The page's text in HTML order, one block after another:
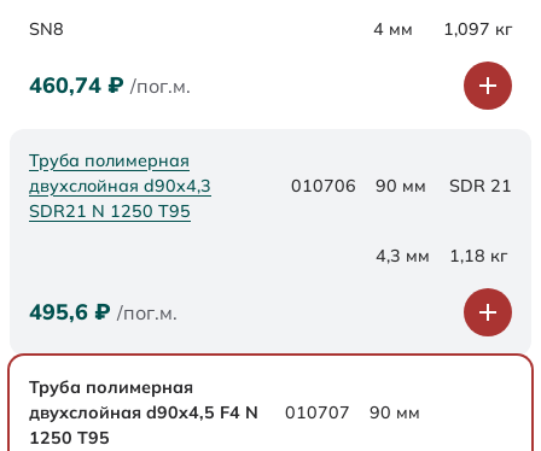
SN8 4 мм 1,097 кг
460,74 ₽ /пог.м.
Труба полимерная
двухслойная d90x4,3
SDR21 N 1250 Т95
010706 90 мм SDR 21
4,3 мм 1,18 кг
495,6 ₽ /пог.м.
Труба полимерная
двухслойная d90x4,5 F4 N
1250 Т95
010707 90 мм